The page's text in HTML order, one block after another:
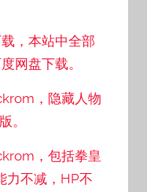
，本站中全部
网盘下载。
，隐藏人物
。
，包括拳皇
力不减，HP不